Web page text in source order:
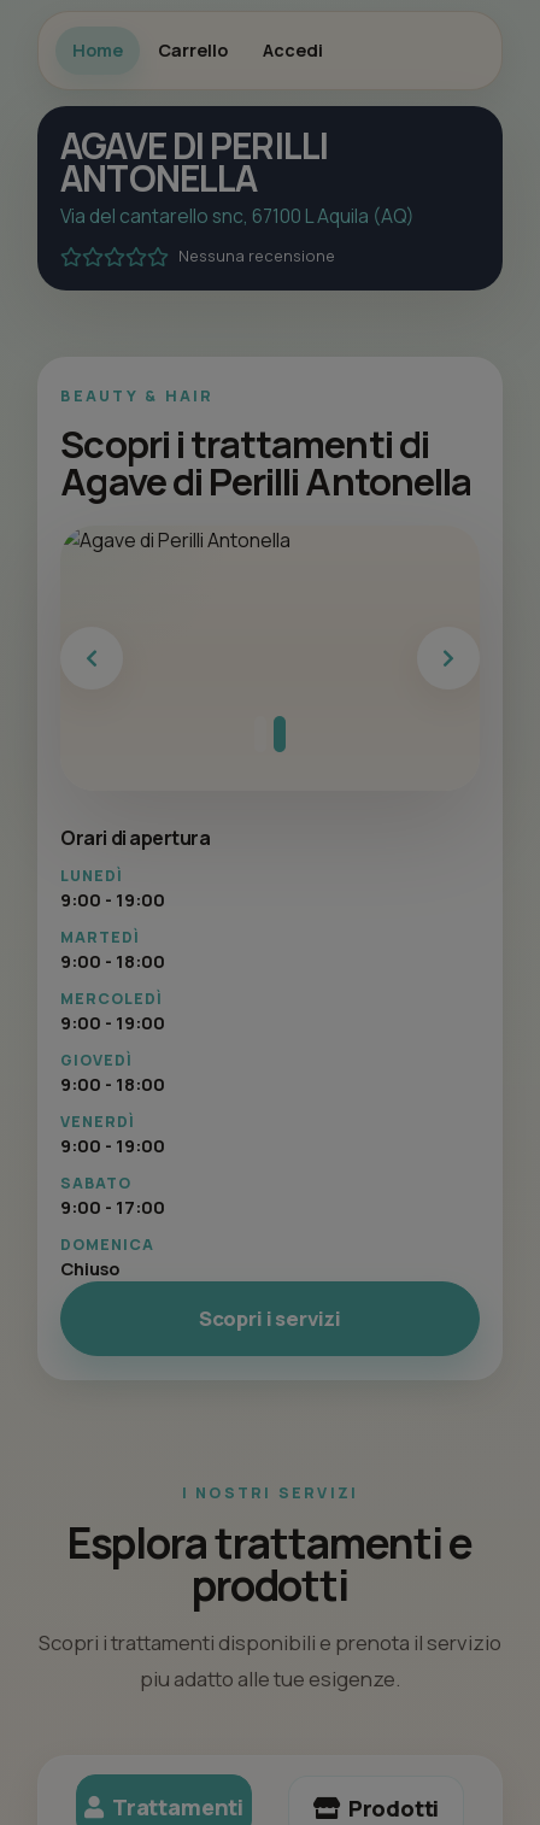
Home Carrello Accedi
AGAVE DI PERILLI
ANTONELLA
Via del cantarello snc, 67100 L Aquila (AQ)
Nessuna recensione
BEAUTY & HAIR
Scopri i trattamenti di
Agave di Perilli Antonella
Previous Next
Orari di apertura
LUNEDÌ
9:00 - 19:00
MARTEDÌ
9:00 - 18:00
MERCOLEDÌ
9:00 - 19:00
GIOVEDÌ
9:00 - 18:00
VENERDÌ
9:00 - 19:00
SABATO
9:00 - 17:00
DOMENICA
Chiuso
Scopri i servizi
I NOSTRI SERVIZI
Esplora trattamenti e
prodotti
Scopri i trattamenti disponibili e prenota il servizio
piu adatto alle tue esigenze.
Trattamenti Prodotti